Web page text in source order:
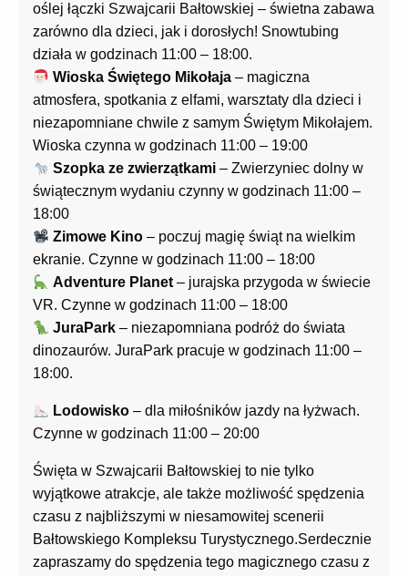
oślej łączki Szwajcarii Bałtowskiej – świetna zabawa
zarówno dla dzieci, jak i dorosłych! Snowtubing
działa w godzinach 11:00 – 18:00.
Wioska Świętego Mikołaja – magiczna
atmosfera, spotkania z elfami, warsztaty dla dzieci i
niezapomniane chwile z samym Świętym Mikołajem.
Wioska czynna w godzinach 11:00 – 19:00
Szopka ze zwierzątkami – Zwierzyniec dolny w
świątecznym wydaniu czynny w godzinach 11:00 –
18:00
Zimowe Kino – poczuj magię świąt na wielkim
ekranie. Czynne w godzinach 11:00 – 18:00
Adventure Planet – jurajska przygoda w świecie
VR. Czynne w godzinach 11:00 – 18:00
JuraPark – niezapomniana podróż do świata
dinozaurów. JuraPark pracuje w godzinach 11:00 –
18:00.
Lodowisko – dla miłośników jazdy na łyżwach.
Czynne w godzinach 11:00 – 20:00
Święta w Szwajcarii Bałtowskiej to nie tylko
wyjątkowe atrakcje, ale także możliwość spędzenia
czasu z najbliższymi w niesamowitej scenerii
Bałtowskiego Kompleksu Turystycznego.Serdecznie
zapraszamy do spędzenia tego magicznego czasu z